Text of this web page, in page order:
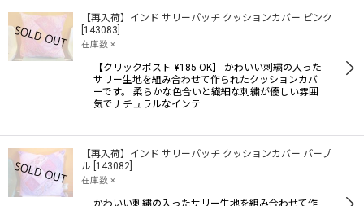
【再入荷】インド サリーパッチ クッションカバー ピンク
143083
在庫数 ×
【クリックポスト ¥185 OK】 かわいい刺繍の入った
サリー生地を組み合わせて作られたクッションカバ
ーです。 柔らかな色合いと繊細な刺繍が優しい雰囲
気でナチュラルなインテ…
【再入荷】インド サリーパッチ クッションカバー パープ
ル 143082
在庫数 ×
かわいい刺繍の入ったサリー生地を組み合わせて作